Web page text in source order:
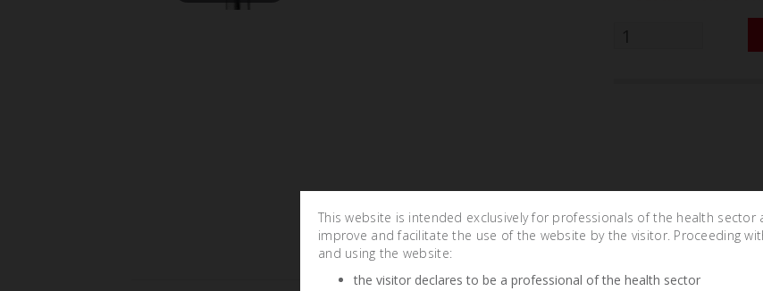
This website is intended exclusively for professionals of the health sector
improve and facilitate the use of the website by the visitor. Proceeding
and using the website:
the visitor declares to be a professional of the health sector